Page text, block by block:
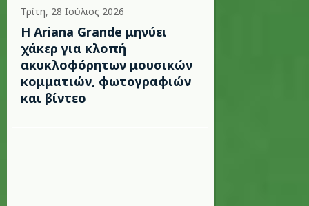
Τρίτη, 28 Ιούλιος 2026
Η Ariana Grande μηνύει
χάκερ για κλοπή
ακυκλοφόρητων μουσικών
κομματιών, φωτογραφιών
και βίντεο